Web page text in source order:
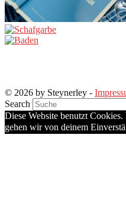
© 2026 by Steynerley -
Search
Diese Website benutzt
gehen wir von deinem